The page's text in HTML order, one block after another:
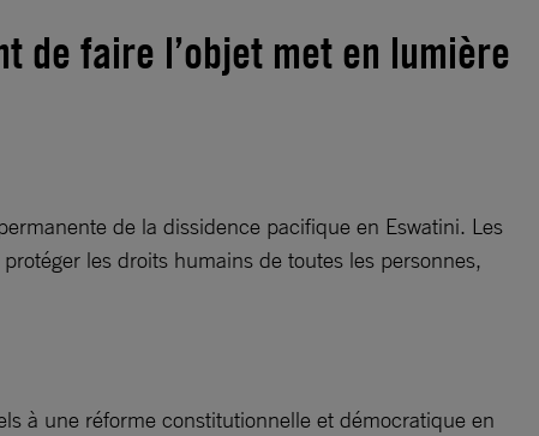
de faire l’objet met en lumière
de la dissidence pacifique en Eswatini. Les
les droits humains de toutes les personnes,
à une réforme constitutionnelle et démocratique en